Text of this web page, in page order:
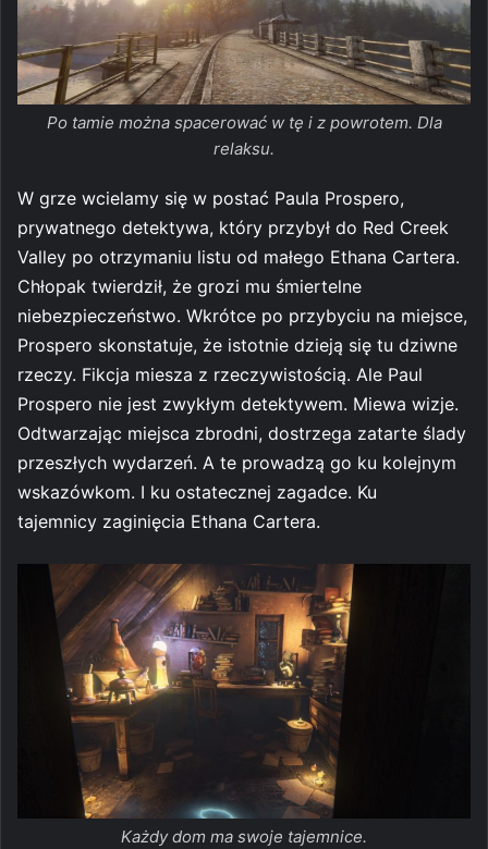
Po tamie można spacerować w tę i z powrotem. Dla
relaksu.
W grze wcielamy się w postać Paula Prospero,
prywatnego detektywa, który przybył do Red Creek
Valley po otrzymaniu listu od małego Ethana Cartera.
Chłopak twierdził, że grozi mu śmiertelne
niebezpieczeństwo. Wkrótce po przybyciu na miejsce,
Prospero skonstatuje, że istotnie dzieją się tu dziwne
rzeczy. Fikcja miesza z rzeczywistością. Ale Paul
Prospero nie jest zwykłym detektywem. Miewa wizje.
Odtwarzając miejsca zbrodni, dostrzega zatarte ślady
przeszłych wydarzeń. A te prowadzą go ku kolejnym
wskazówkom. I ku ostatecznej zagadce. Ku
tajemnicy zaginięcia Ethana Cartera.
Każdy dom ma swoje tajemnice.